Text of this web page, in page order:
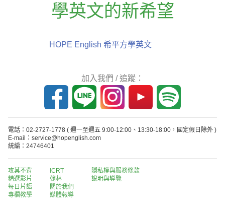
學英文的新希望
HOPE English 希平方學英文
加入我們 / 追蹤：
電話：02-2727-1778 ( 週一至週五 9:00-12:00、13:30-18:00，國定假日除外 )
E-mail：service@hopenglish.com
統編：24746401
攻其不背
精選影片
每日片語
專欄教學
ICRT
翰林
關於我們
媒體報導
隱私權與服務條款
說明與導覽